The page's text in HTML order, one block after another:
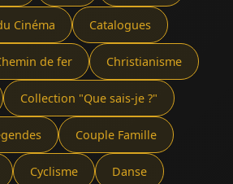
Cinéma Catalogues
de fer Christianisme
Collection "Que sais-je ?"
Couple Famille
Cyclisme Danse